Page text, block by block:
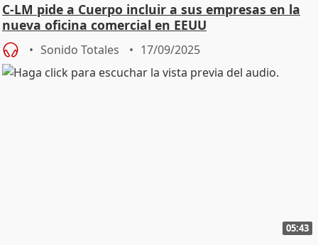
C-LM pide a Cuerpo incluir a sus empresas en la
nueva oficina comercial en EEUU
Sonido Totales 17/09/2025
05:43